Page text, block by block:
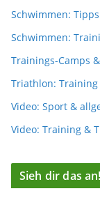
Schwimmen:
Schwimmen:
Trainings-Camps
Triathlon: Training
Video: Sport &
Video: Training &
Sieh dir das an!